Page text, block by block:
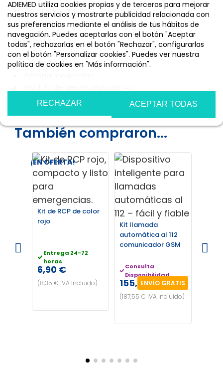
ADIEMED utiliza cookies propias y de terceros para mejorar
nuestros servicios y mostrarte publicidad relacionada con
sus preferencias mediante el análisis de tus hábitos de
navegación. Puedes aceptarlas con el botón "Aceptar
todas", rechazarlas en el botón "Rechazar", configurarlas
con el botón "Personalizar cookies". Puedes ver nuestra
política de cookies en "Más información".
RECHAZAR ACEPTAR TODAS
Electrodos adultos y pediátricos
Batería
Opcional
Bolsa de transporte
También compraron...
Kit de RCP de color
rojo
Entrega 24-72
horas
6,90 €
(8,35 € IVA Incluido)
¡EN OFERTA!
Kit llamada
automática al 112
comunicador GSM
Consulta
Disponibilidad
155,00 €ENVÍO GRATIS
(187,55 € IVA Incluido)